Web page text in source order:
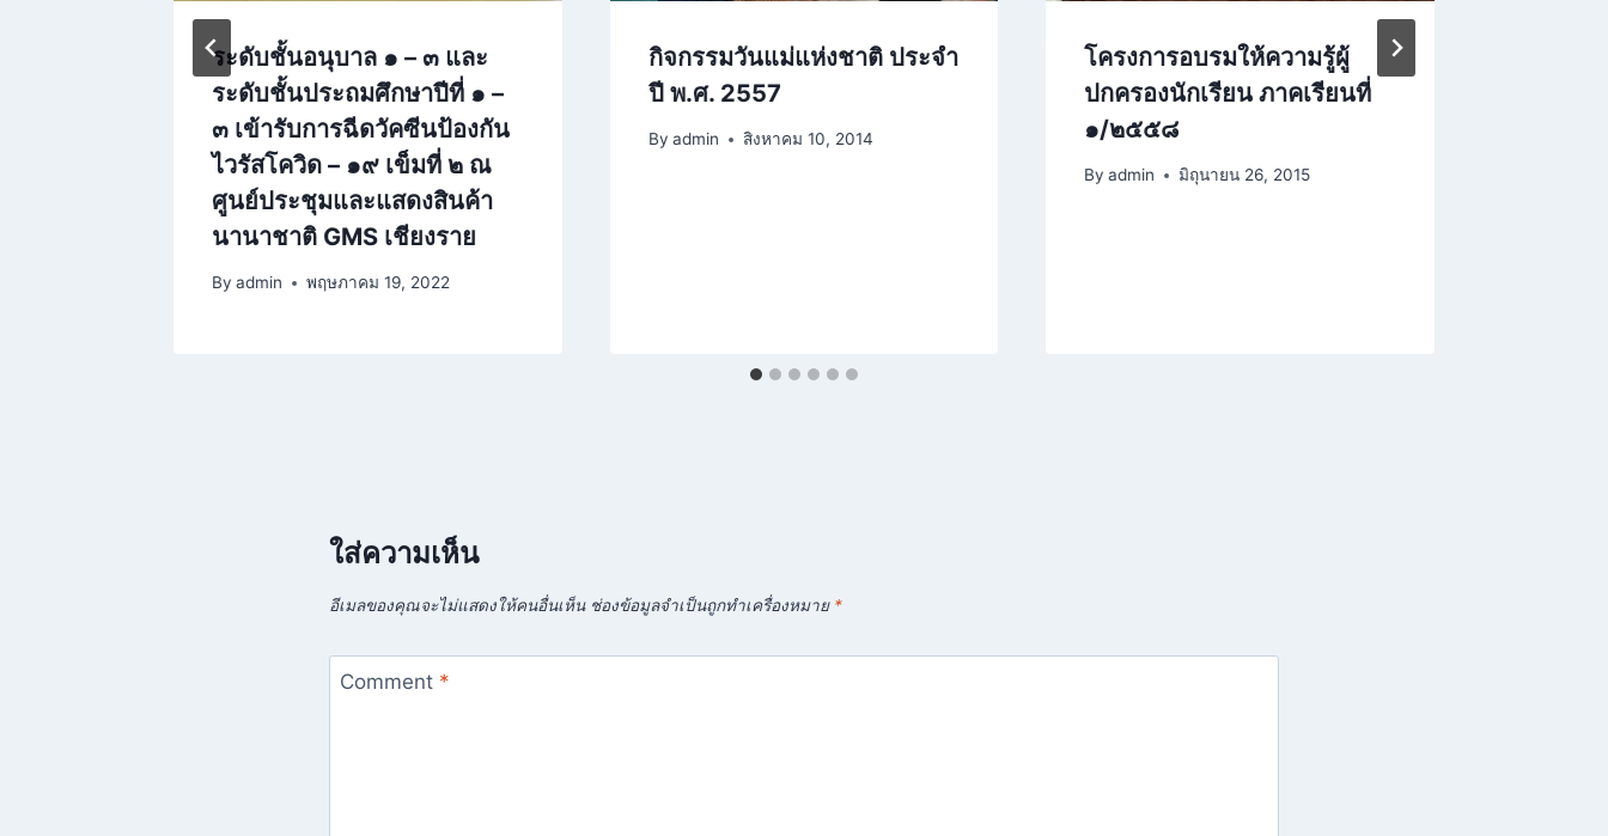
ระดับชั้นอนุบาล ๑ – ๓ และ
ระดับชั้นประถมศึกษาปีที่ ๑ –
๓ เข้ารับการฉีดวัคซีนป้องกัน
ไวรัสโควิด – ๑๙ เข็มที่ ๒ ณ
ศูนย์ประชุมและแสดงสินค้า
นานาชาติ GMS เชียงราย
By admin พฤษภาคม 19, 2022
กิจกรรมวันแม่แห่งชาติ ประจำ
ปี พ.ศ. 2557
By admin สิงหาคม 10, 2014
โครงการอบรมให้ความรู้ผู้
ปกครองนักเรียน ภาคเรียนที่
๑/๒๕๕๘
By admin มิถุนายน 26, 2015
ใส่ความเห็น
อีเมลของคุณจะไม่แสดงให้คนอื่นเห็น ช่องข้อมูลจำเป็นถูกทำเครื่องหมาย *
Comment *